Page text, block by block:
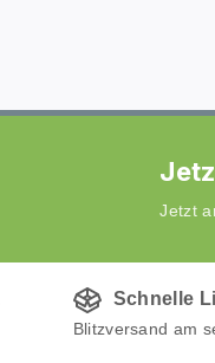
Jetzt
Schnelle
Blitzversand am